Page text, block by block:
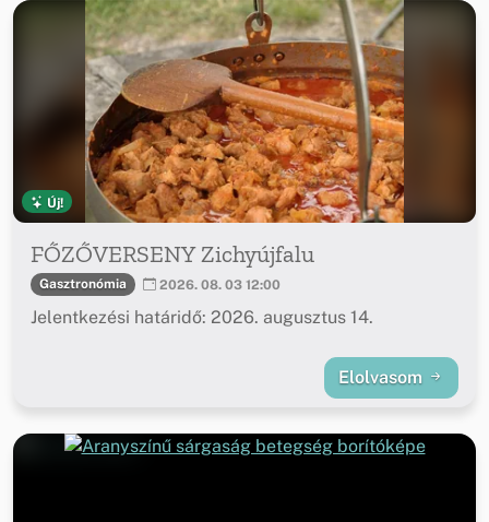
Új!
FŐZŐVERSENY Zichyújfalu
Gasztronómia 2026. 08. 03 12:00
Jelentkezési határidő: 2026. augusztus 14.
Elolvasom